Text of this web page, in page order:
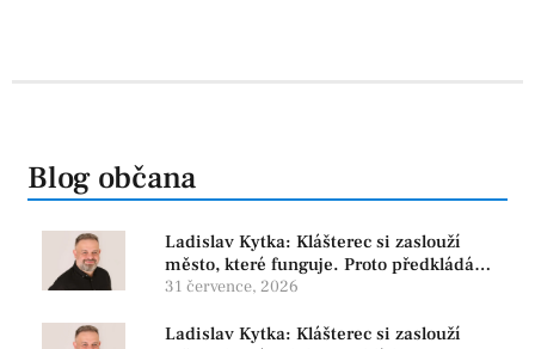
Blog občana
Ladislav Kytka: Klášterec si zaslouží
město, které funguje. Proto předkládáme
program, který řeší skutečné problémy
31 července, 2026
Ladislav Kytka: Klášterec si zaslouží